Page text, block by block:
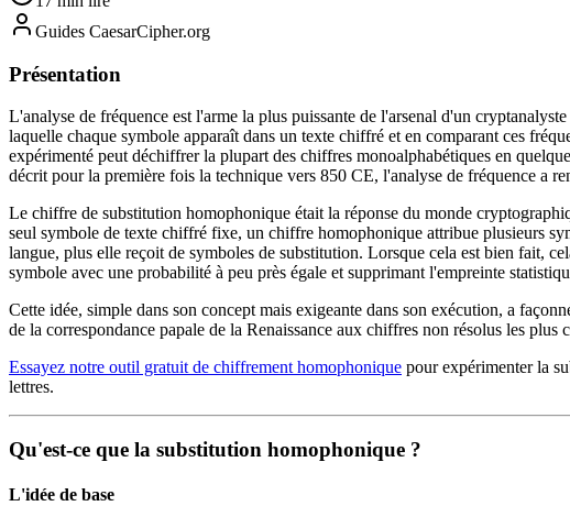
Guides CaesarCipher.org
Présentation
L'analyse de fréquence est l'arme la plus puissante de l'arsenal d'un
laquelle chaque symbole apparaît dans un texte chiffré et en comparant ces
expérimenté peut déchiffrer la plupart des chiffres monoalphabétiques en
décrit pour la première fois la technique vers 850 CE, l'analyse de fréquence a
Le chiffre de substitution homophonique était la réponse du monde
seul symbole de texte chiffré fixe, un chiffre homophonique attribue plusieurs
langue, plus elle reçoit de symboles de substitution. Lorsque cela est bien fait,
symbole avec une probabilité à peu près égale et supprimant l'empreinte
Cette idée, simple dans son concept mais exigeante dans son exécution, a
de la correspondance papale de la Renaissance aux chiffres non résolus les plus
Essayez notre outil gratuit de chiffrement homophonique pour expérimenter la
lettres.
Qu'est-ce que la substitution homophonique ?
L'idée de base